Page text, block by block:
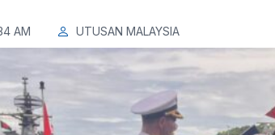
AM UTUSAN MALAYSIA